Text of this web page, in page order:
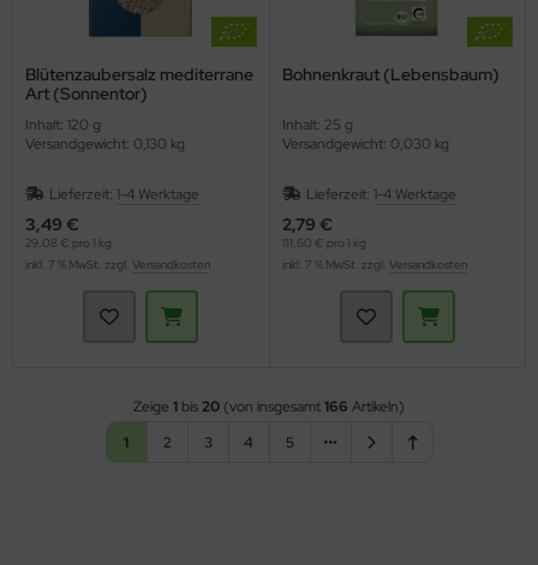
Blütenzaubersalz mediterrane
Art (Sonnentor)
Inhalt: 120 g
Versandgewicht: 0,130 kg
Lieferzeit: 1-4 Werktage
3,49 €
29,08 € pro 1 kg
inkl. 7 % MwSt. zzgl. Versandkosten
Bohnenkraut (Lebensbaum)
Inhalt: 25 g
Versandgewicht: 0,030 kg
Lieferzeit: 1-4 Werktage
2,79 €
111,60 € pro 1 kg
inkl. 7 % MwSt. zzgl. Versandkosten
Zeige 1 bis20 (von insgesamt166 Artikeln)
1
2 3 4 5